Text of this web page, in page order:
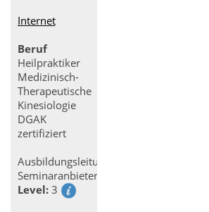
Internet
Beruf
Heilpraktiker
Medizinisch-
Therapeutische
Kinesiologie
DGAK
zertifiziert
Ausbildungsleitung
Seminaranbieter
Level:3